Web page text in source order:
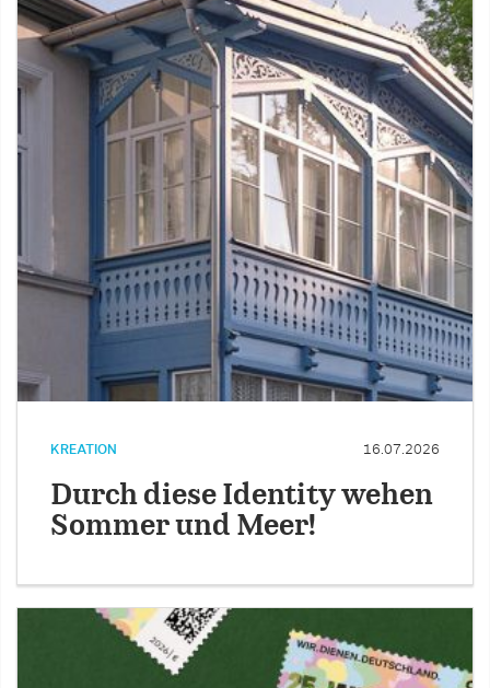
KREATION 16.07.2026
Durch diese Identity wehen
Sommer und Meer!